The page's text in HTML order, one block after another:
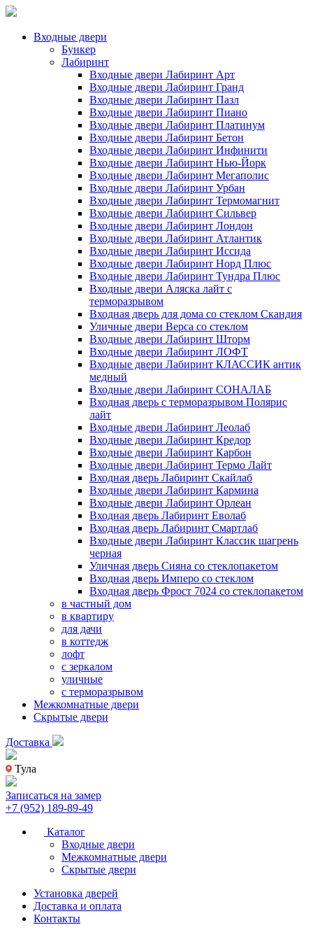
Входные двери
Бункер
Лабиринт
Входные двери Лабиринт Арт
Входные двери Лабиринт Гранд
Входные двери Лабиринт Пазл
Входные двери Лабиринт Пиано
Входные двери Лабиринт Платинум
Входные двери Лабиринт Бетон
Входные двери Лабиринт Инфинити
Входные двери Лабиринт Нью-Йорк
Входные двери Лабиринт Мегаполис
Входные двери Лабиринт Урбан
Входные двери Лабиринт Термомагнит
Входные двери Лабиринт Сильвер
Входные двери Лабиринт Лондон
Входные двери Лабиринт Атлантик
Входные двери Лабиринт Иссида
Входные двери Лабиринт Норд Плюс
Входные двери Лабиринт Тундра Плюс
Входные двери Аляска лайт с
терморазрывом
Входная дверь для дома со стеклом Скандия
Уличные двери Верса со стеклом
Входные двери Лабиринт Шторм
Входные двери Лабиринт ЛОФТ
Входные двери Лабиринт КЛАССИК антик
медный
Входные двери Лабиринт СОНАЛАБ
Входная дверь с терморазрывом Полярис
лайт
Входные двери Лабиринт Леолаб
Входные двери Лабиринт Кредор
Входные двери Лабиринт Карбон
Входные двери Лабиринт Термо Лайт
Входная дверь Лабиринт Скайлаб
Входные двери Лабиринт Кармина
Входные двери Лабиринт Орлеан
Входная дверь Лабиринт Еволаб
Входная дверь Лабиринт Смартлаб
Входные двери Лабиринт Классик шагрень
черная
Уличная дверь Сияна со стеклопакетом
Входная дверь Имперо со стеклом
Входная дверь Фрост 7024 со стеклопакетом
в частный дом
в квартиру
для дачи
в коттедж
лофт
с зеркалом
уличные
с терморазрывом
Межкомнатные двери
Скрытые двери
Доставка
Тула
Записаться на замер
+7 (952) 189-89-49
Каталог
Входные двери
Межкомнатные двери
Скрытые двери
Установка дверей
Доставка и оплата
Контакты